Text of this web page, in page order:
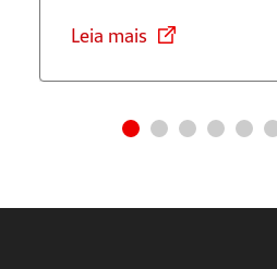
Leia mais